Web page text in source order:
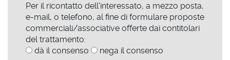
elettronica che mediante compilazione di
apposito form. La base giuridica di predetta
finalità si individua nell'esecuzione di misure
contrattuali o precontrattuali adottate su
richiesta dell'interessato (art. 6.1 lettera b,
Per il ricontatto dell'interessato, a mezzo posta,
e-mail, o telefono, al fine di formulare proposte
commerciali/associative offerte dai contitolari
del trattamento:
dà il consenso
nega il consenso